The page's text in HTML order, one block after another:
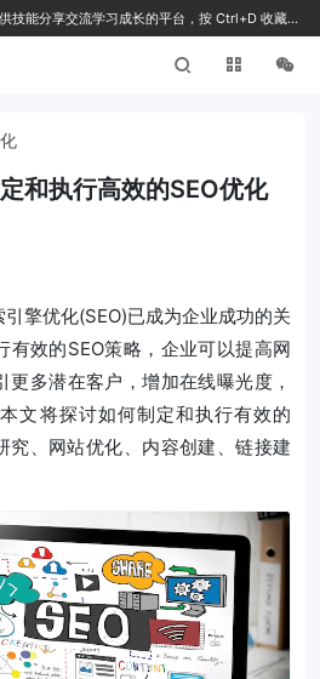
技能分享交流学习成长的平台，按 Ctrl+D 收藏我
和执行高效的SEO优化
擎优化(SEO)已成为企业成功的关
有效的SEO策略，企业可以提高网
多潜在客户，增加在线曝光度，
文将探讨如何制定和执行有效的
究、网站优化、内容创建、链接建